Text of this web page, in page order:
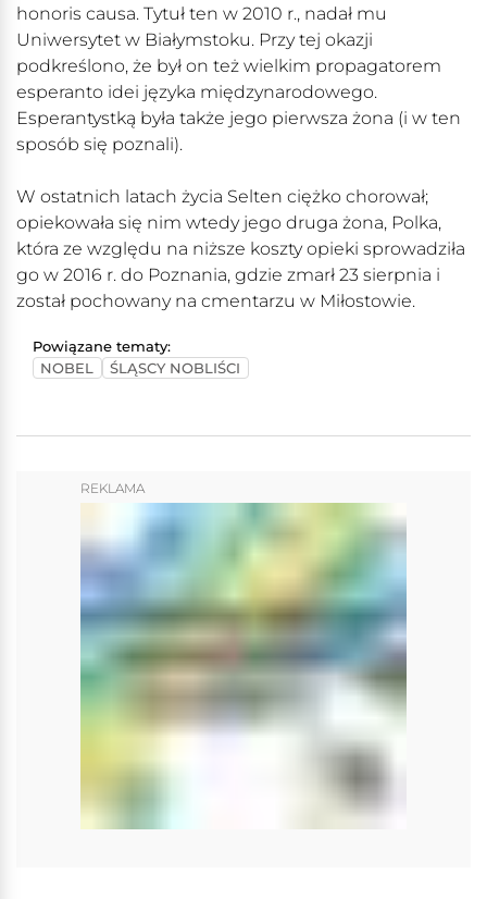
honoris causa. Tytuł ten w 2010 r., nadał mu
Uniwersytet w Białymstoku. Przy tej okazji
podkreślono, że był on też wielkim propagatorem
esperanto idei języka międzynarodowego.
Esperantystką była także jego pierwsza żona (i w ten
sposób się poznali).
W ostatnich latach życia Selten ciężko chorował;
opiekowała się nim wtedy jego druga żona, Polka,
która ze względu na niższe koszty opieki sprowadziła
go w 2016 r. do Poznania, gdzie zmarł 23 sierpnia i
został pochowany na cmentarzu w Miłostowie.
Powiązane tematy:
NOBEL
ŚLĄSCY NOBLIŚCI
REKLAMA